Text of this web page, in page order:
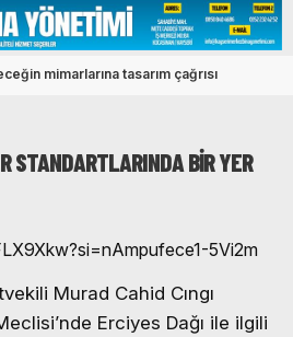
mimarlarına tasarım çağrısı
STANDARTLARINDA BIR YER
5Vi2m
Murad Cahid Cıngı
Erciyes Dağı ile ilgili